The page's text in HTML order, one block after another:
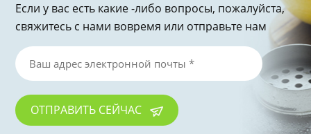
Если у вас есть какие -либо вопросы, пожалуйста,
свяжитесь с нами вовремя или отправьте нам
электронное письмо, спасибо за запрос!
ОТПРАВИТЬ СЕЙЧАС